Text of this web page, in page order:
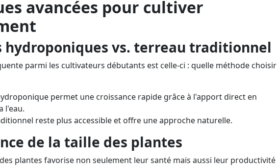
avancées pour cultiver
hydroponiques vs. terreau traditionnel
parmi les cultivateurs débutants est celle-ci : quelle méthode choisir
permet une croissance rapide grâce à l'apport direct en
l'eau.
reste plus accessible et offre une approche naturelle.
de la taille des plantes
plantes favorise non seulement leur santé mais aussi leur productivité